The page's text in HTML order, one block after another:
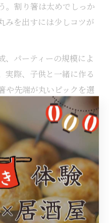
。割り箸は太めでしっか
みを出すには少しコツが
、パーティーの規模によ
実際、子供と一緒に作る
や先端が丸いピックを選
わせて、最適な道具を選
を盛り上げるコツ
者の年齢や人数に合わせ
全かつ盛り上がりやすい
さなお子様がいる場合は
意し、大人同士の集まり